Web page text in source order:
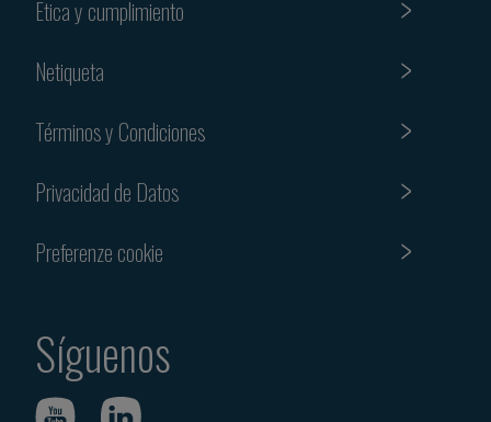
Etica y cumplimiento
Netiqueta
Términos y Condiciones
Privacidad de Datos
Preferenze cookie
Síguenos